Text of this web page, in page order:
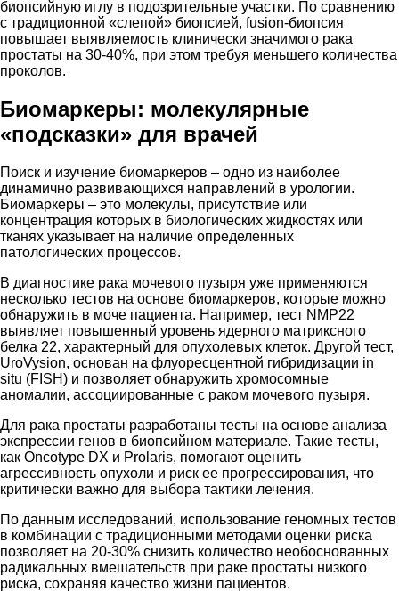
биопсийную иглу в подозрительные участки. По сравнению
с традиционной «слепой» биопсией, fusion-биопсия
повышает выявляемость клинически значимого рака
простаты на 30-40%, при этом требуя меньшего количества
проколов.
Биомаркеры: молекулярные
«подсказки» для врачей
Поиск и изучение биомаркеров – одно из наиболее
динамично развивающихся направлений в урологии.
Биомаркеры – это молекулы, присутствие или
концентрация которых в биологических жидкостях или
тканях указывает на наличие определенных
патологических процессов.
В диагностике рака мочевого пузыря уже применяются
несколько тестов на основе биомаркеров, которые можно
обнаружить в моче пациента. Например, тест NMP22
выявляет повышенный уровень ядерного матриксного
белка 22, характерный для опухолевых клеток. Другой тест,
UroVysion, основан на флуоресцентной гибридизации in
situ (FISH) и позволяет обнаружить хромосомные
аномалии, ассоциированные с раком мочевого пузыря.
Для рака простаты разработаны тесты на основе анализа
экспрессии генов в биопсийном материале. Такие тесты,
как Oncotype DX и Prolaris, помогают оценить
агрессивность опухоли и риск ее прогрессирования, что
критически важно для выбора тактики лечения.
По данным исследований, использование геномных тестов
в комбинации с традиционными методами оценки риска
позволяет на 20-30% снизить количество необоснованных
радикальных вмешательств при раке простаты низкого
риска, сохраняя качество жизни пациентов.